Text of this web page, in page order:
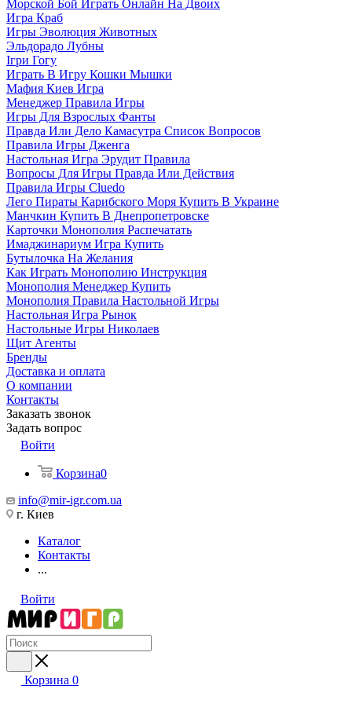
Морской Бой Играть Онлайн На Двоих
Игра Краб
Игры Эволюция Животных
Эльдорадо Лубны
Ігри Гогу
Играть В Игру Кошки Мышки
Мафия Киев Игра
Менеджер Правила Игры
Игры Для Взрослых Фанты
Правда Или Дело Камасутра Список Вопросов
Правила Игры Дженга
Настольная Игра Эрудит Правила
Вопросы Для Игры Правда Или Действия
Правила Игры Cluedo
Лего Пираты Карибского Моря Купить В Украине
Манчкин Купить В Днепропетровске
Карточки Монополия Распечатать
Имаджинариум Игра Купить
Бутылочка На Желания
Как Играть Монополию Инструкция
Монополия Менеджер Купить
Монополия Правила Настольной Игры
Настольная Игра Рынок
Настольные Игры Николаев
Щит Агенты
Бренды
Доставка и оплата
О компании
Контакты
Заказать звонок
Задать вопрос
Войти
Корзина0
info@mir-igr.com.ua
г. Киев
Каталог
Контакты
...
Войти
Корзина 0